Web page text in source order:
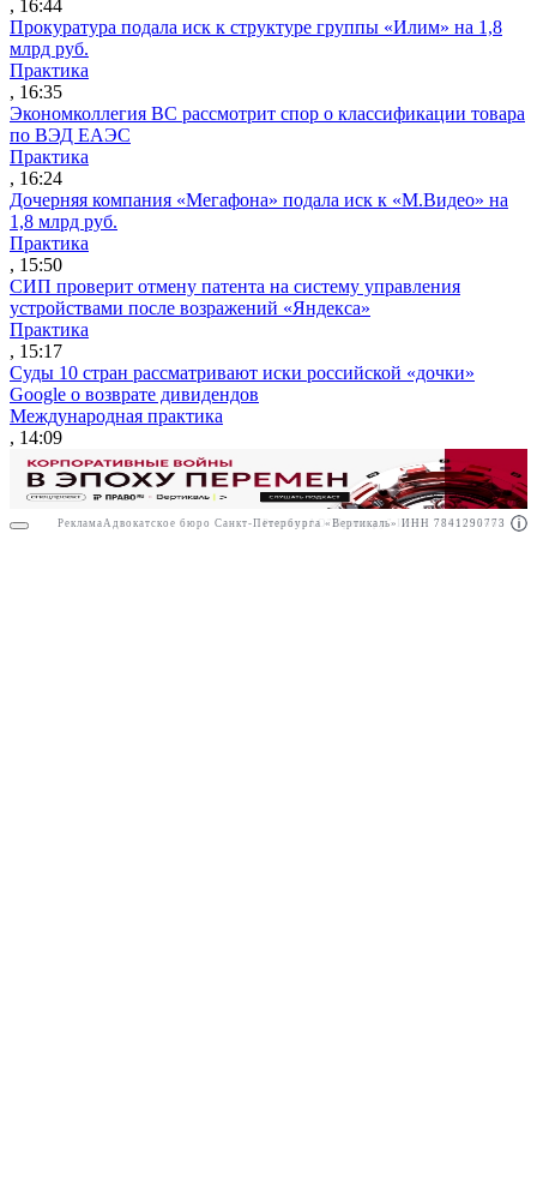
Реклама АО"Право.ру" ИНН: 7708095468
, 16:44
Прокуратура подала иск к структуре группы «Илим» на 1,8
млрд руб.
Практика
, 16:35
Экономколлегия ВС рассмотрит спор о классификации товара
по ВЭД ЕАЭС
Практика
, 16:24
Дочерняя компания «Мегафона» подала иск к «М.Видео» на
1,8 млрд руб.
Практика
, 15:50
СИП проверит отмену патента на систему управления
устройствами после возражений «Яндекса»
Практика
, 15:17
Суды 10 стран рассматривают иски российской «дочки»
Google о возврате дивидендов
Международная практика
, 14:09
Реклама Адвокатское бюро Санкт-Петербурга «Вертикаль» ИНН 7841290773